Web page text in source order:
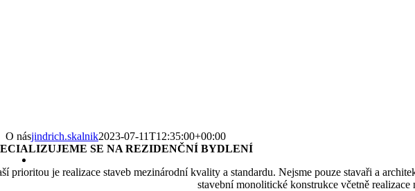
O násjindrich.skalnik2023-07-11T12:35:00+00:00
SE NA REZIDENČNÍ BYDLENÍ
prioritou je realizace staveb mezinárodní kvality a standardu. Nejsme pouze stavaři a
stavební monolitické konstrukce včetně